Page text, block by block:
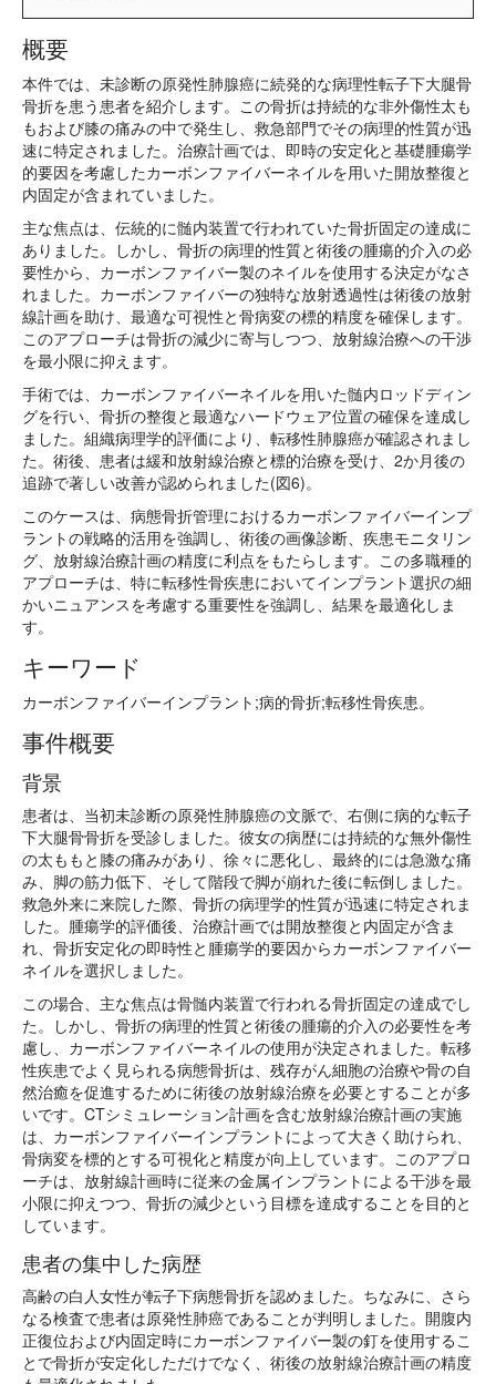
概要
本件では、未診断の原発性肺腺癌に続発的な病理性転子下大腿骨
骨折を患う患者を紹介します。この骨折は持続的な非外傷性太も
もおよび膝の痛みの中で発生し、救急部門でその病理的性質が迅
速に特定されました。治療計画では、即時の安定化と基礎腫瘍学
的要因を考慮したカーボンファイバーネイルを用いた開放整復と
内固定が含まれていました。
主な焦点は、伝統的に髄内装置で行われていた骨折固定の達成に
ありました。しかし、骨折の病理的性質と術後の腫瘍的介入の必
要性から、カーボンファイバー製のネイルを使用する決定がなさ
れました。カーボンファイバーの独特な放射透過性は術後の放射
線計画を助け、最適な可視性と骨病変の標的精度を確保します。
このアプローチは骨折の減少に寄与しつつ、放射線治療への干渉
を最小限に抑えます。
手術では、カーボンファイバーネイルを用いた髄内ロッドディン
グを行い、骨折の整復と最適なハードウェア位置の確保を達成し
ました。組織病理学的評価により、転移性肺腺癌が確認されまし
た。術後、患者は緩和放射線治療と標的治療を受け、2か月後の
追跡で著しい改善が認められました(図6)。
このケースは、病態骨折管理におけるカーボンファイバーインプ
ラントの戦略的活用を強調し、術後の画像診断、疾患モニタリン
グ、放射線治療計画の精度に利点をもたらします。この多職種的
アプローチは、特に転移性骨疾患においてインプラント選択の細
かいニュアンスを考慮する重要性を強調し、結果を最適化しま
す。
キーワード
カーボンファイバーインプラント;病的骨折;転移性骨疾患。
事件概要
背景
患者は、当初未診断の原発性肺腺癌の文脈で、右側に病的な転子
下大腿骨骨折を受診しました。彼女の病歴には持続的な無外傷性
の太ももと膝の痛みがあり、徐々に悪化し、最終的には急激な痛
み、脚の筋力低下、そして階段で脚が崩れた後に転倒しました。
救急外来に来院した際、骨折の病理学的性質が迅速に特定されま
した。腫瘍学的評価後、治療計画では開放整復と内固定が含ま
れ、骨折安定化の即時性と腫瘍学的要因からカーボンファイバー
ネイルを選択しました。
この場合、主な焦点は骨髄内装置で行われる骨折固定の達成でし
た。しかし、骨折の病理的性質と術後の腫瘍的介入の必要性を考
慮し、カーボンファイバーネイルの使用が決定されました。転移
性疾患でよく見られる病態骨折は、残存がん細胞の治療や骨の自
然治癒を促進するために術後の放射線治療を必要とすることが多
いです。CTシミュレーション計画を含む放射線治療計画の実施
は、カーボンファイバーインプラントによって大きく助けられ、
骨病変を標的とする可視化と精度が向上しています。このアプロ
ーチは、放射線計画時に従来の金属インプラントによる干渉を最
小限に抑えつつ、骨折の減少という目標を達成することを目的と
しています。
患者の集中した病歴
高齢の白人女性が転子下病態骨折を認めました。ちなみに、さら
なる検査で患者は原発性肺癌であることが判明しました。開腹内
正復位および内固定時にカーボンファイバー製の釘を使用するこ
とで骨折が安定化しただけでなく、術後の放射線治療計画の精度